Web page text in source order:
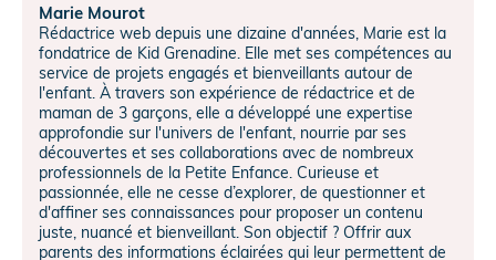
Marie Mourot
Rédactrice web depuis une dizaine d'années, Marie est la
fondatrice de Kid Grenadine. Elle met ses compétences au
service de projets engagés et bienveillants autour de
l'enfant. À travers son expérience de rédactrice et de
maman de 3 garçons, elle a développé une expertise
approfondie sur l'univers de l'enfant, nourrie par ses
découvertes et ses collaborations avec de nombreux
professionnels de la Petite Enfance. Curieuse et
passionnée, elle ne cesse d’explorer, de questionner et
d'affiner ses connaissances pour proposer un contenu
juste, nuancé et bienveillant. Son objectif ? Offrir aux
parents des informations éclairées qui leur permettent de